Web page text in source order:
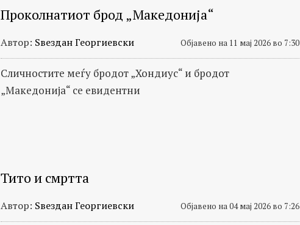
Проколнатиот брод „Македонија“
Автор: Ѕвездан Георгиевски Објавено на 11 мај 2026 во 7:30
Сличностите меѓу бродот „Хондиус“ и бродот
„Македонија“ се евидентни
Тито и смртта
Автор: Ѕвездан Георгиевски Објавено на 04 мај 2026 во 7:26